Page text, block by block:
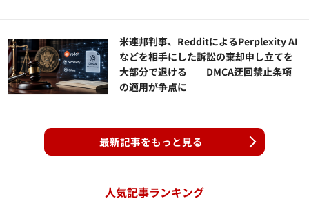
米連邦判事、RedditによるPerplexity AI
などを相手にした訴訟の棄却申し立てを
大部分で退ける——DMCA迂回禁止条項
の適用が争点に
最新記事をもっと見る
人気記事ランキング